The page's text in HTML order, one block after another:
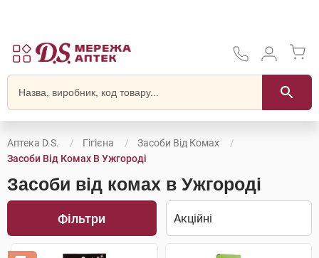
Аптека D.S. Гігієна
Засоби Від Комах
Засоби Від Комах В Ужгороді
Засоби від комах в Ужгороді
Фільтри